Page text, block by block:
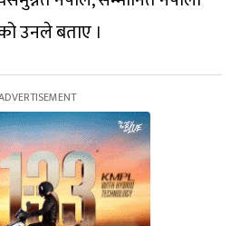
उनले बताए ।